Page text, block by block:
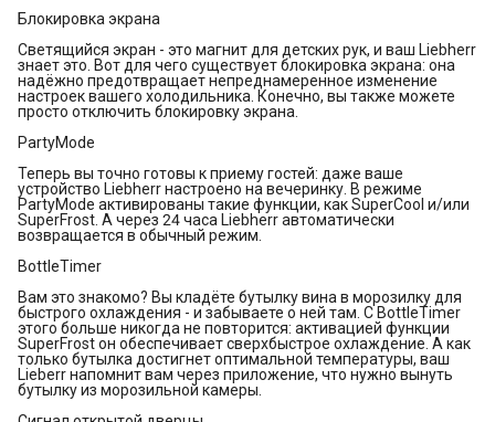
Блокировка экрана
Светящийся экран - это магнит для детских рук, и ваш Liebherr
знает это. Вот для чего существует блокировка экрана: она
надёжно предотвращает непреднамеренное изменение
настроек вашего холодильника. Конечно, вы также можете
просто отключить блокировку экрана.
PartyMode
Теперь вы точно готовы к приему гостей: даже ваше
устройство Liebherr настроено на вечеринку. В режиме
PartyMode активированы такие функции, как SuperCool и/или
SuperFrost. А через 24 часа Liebherr автоматически
возвращается в обычный режим.
BottleTimer
Вам это знакомо? Вы кладёте бутылку вина в морозилку для
быстрого охлаждения - и забываете о ней там. С BottleTimer
этого больше никогда не повторится: активацией функции
SuperFrost он обеспечивает сверхбыстрое охлаждение. А как
только бутылка достигнет оптимальной температуры, ваш
Lieberr напомнит вам через приложение, что нужно вынуть
бутылку из морозильной камеры.